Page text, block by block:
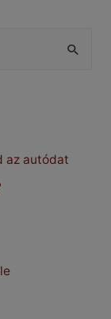
az autódat